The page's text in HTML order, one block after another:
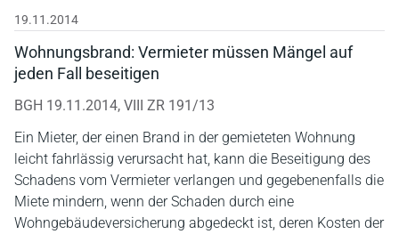
19.11.2014
Wohnungsbrand: Vermieter müssen Mängel auf
jeden Fall beseitigen
BGH 19.11.2014, VIII ZR 191/13
Ein Mieter, der einen Brand in der gemieteten Wohnung
leicht fahrlässig verursacht hat, kann die Beseitigung des
Schadens vom Vermieter verlangen und gegebenenfalls die
Miete mindern, wenn der Schaden durch eine
Wohngebäudeversicherung abgedeckt ist, deren Kosten der